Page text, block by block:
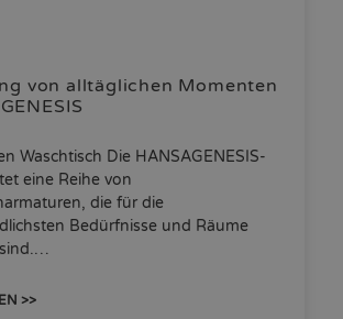
von alltäglichen Momenten
Waschtisch Die HANSAGENESIS-
eine Reihe von
die für die
Bedürfnisse und Räume
>>